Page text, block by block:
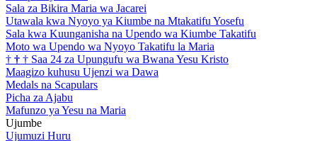
Sala za Bikira Maria wa Jacarei
Utawala kwa Nyoyo ya Kiumbe na Mtakatifu Yosefu
Sala kwa Kuunganisha na Upendo wa Kiumbe Takatifu
Moto wa Upendo wa Nyoyo Takatifu la Maria
† † † Saa 24 za Upungufu wa Bwana Yesu Kristo
Maagizo kuhusu Ujenzi wa Dawa
Medals na Scapulars
Picha za Ajabu
Mafunzo ya Yesu na Maria
Ujumbe
Ujumuzi Huru